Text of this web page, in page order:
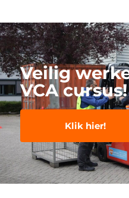
Veilig
VCA cursus!
Klik hier!